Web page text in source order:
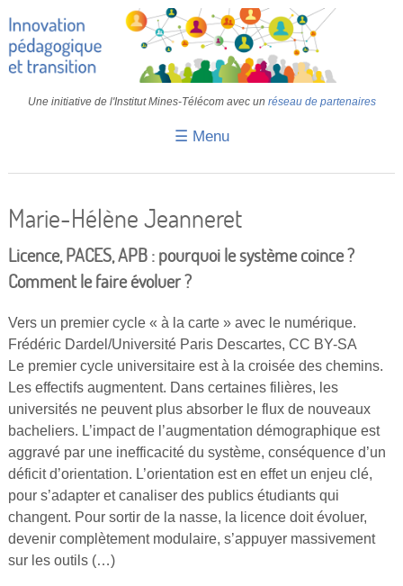
Une initiative de l'Institut Mines-Télécom avec un réseau de partenaires
☰ Menu
Transition
IMT
Colloques
Vidéos
S’inscrire
Se connecter
Marie-Hélène Jeanneret
Licence, PACES, APB : pourquoi le système coince ?
Comment le faire évoluer ?
Vers un premier cycle « à la carte » avec le numérique.
Frédéric Dardel/Université Paris Descartes, CC BY-SA
Le premier cycle universitaire est à la croisée des chemins.
Les effectifs augmentent. Dans certaines filières, les
universités ne peuvent plus absorber le flux de nouveaux
bacheliers. L’impact de l’augmentation démographique est
aggravé par une inefficacité du système, conséquence d’un
déficit d’orientation. L’orientation est en effet un enjeu clé,
pour s’adapter et canaliser des publics étudiants qui
changent. Pour sortir de la nasse, la licence doit évoluer,
devenir complètement modulaire, s’appuyer massivement
sur les outils (…)